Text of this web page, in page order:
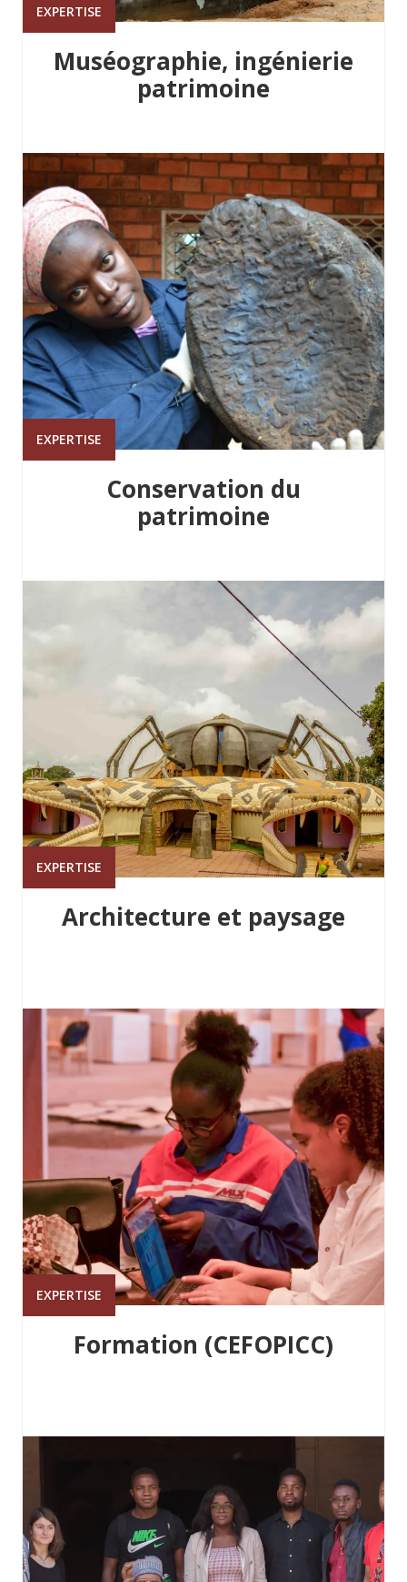
EXPERTISE
Muséographie, ingénierie
patrimoine
EXPERTISE
Conservation du
patrimoine
EXPERTISE
Architecture et paysage
EXPERTISE
Formation (CEFOPICC)